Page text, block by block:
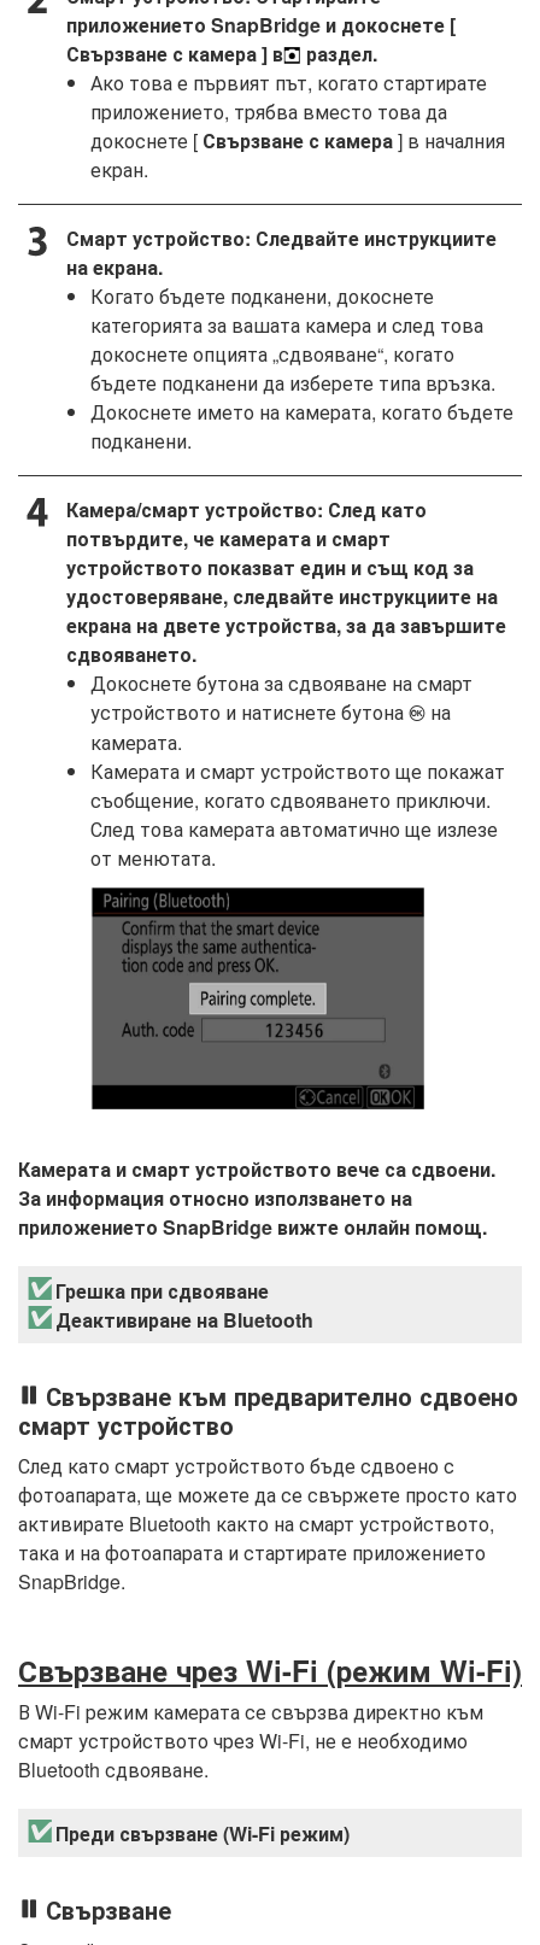
приложението SnapBridge и докоснете [
Свързване с камера] в
раздел.
Ако това е първият път, когато стартирате
приложението, трябва вместо това да
докоснете [ Свързване с камера] в началния
екран.
Смарт устройство: Следвайте инструкциите
на екрана.
Когато бъдете подканени, докоснете
категорията за вашата камера и след това
докоснете опцията „сдвояване“, когато
бъдете подканени да изберете типа връзка.
Докоснете името на камерата, когато бъдете
подканени.
Камера/смарт устройство: След като
потвърдите, че камерата и смарт
устройството показват един и същ код за
удостоверяване, следвайте инструкциите на
екрана на двете устройства, за да завършите
сдвояването.
Докоснете бутона за сдвояване на смарт
устройството и натиснете бутона J на
камерата.
Камерата и смарт устройството ще покажат
съобщение, когато сдвояването приключи.
След това камерата автоматично ще излезе
от менютата.
Камерата и смарт устройството вече са сдвоени.
За информация относно използването на
приложението SnapBridge вижте онлайн помощ.
Грешка при сдвояване
Деактивиране на Bluetooth
Свързване към предварително сдвоено
смарт устройство
След като смарт устройството бъде сдвоено с
фотоапарата, ще можете да се свържете просто като
активирате Bluetooth както на смарт устройството,
така и на фотоапарата и стартирате приложението
SnapBridge.
Свързване чрез Wi-Fi (режим Wi-Fi)
В Wi-Fi режим камерата се свързва директно към
смарт устройството чрез Wi-Fi, не е необходимо
Bluetooth сдвояване.
Преди свързване (Wi-Fi режим)
Свързване